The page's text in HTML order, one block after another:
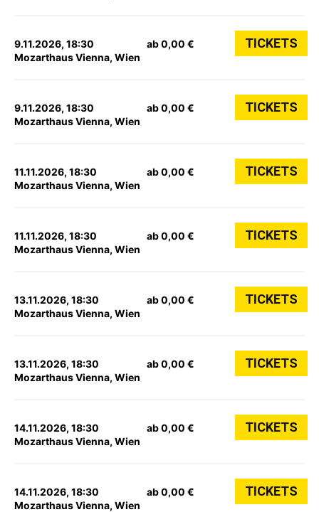
9.11.2026, 18:30
Mozarthaus Vienna, Wien
ab 0,00 € TICKETS
9.11.2026, 18:30
Mozarthaus Vienna, Wien
ab 0,00 € TICKETS
11.11.2026, 18:30
Mozarthaus Vienna, Wien
ab 0,00 € TICKETS
11.11.2026, 18:30
Mozarthaus Vienna, Wien
ab 0,00 € TICKETS
13.11.2026, 18:30
Mozarthaus Vienna, Wien
ab 0,00 € TICKETS
13.11.2026, 18:30
Mozarthaus Vienna, Wien
ab 0,00 € TICKETS
14.11.2026, 18:30
Mozarthaus Vienna, Wien
ab 0,00 € TICKETS
14.11.2026, 18:30
Mozarthaus Vienna, Wien
ab 0,00 € TICKETS